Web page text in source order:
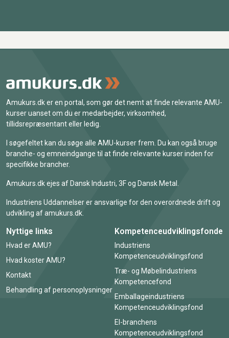
Amukurs.dk er en portal, som gør det nemt at finde relevante AMU-
kurser uanset om du er medarbejder, virksomhed,
tillidsrepræsentant eller ledig.
I søgefeltet kan du søge alle AMU-kurser frem. Du kan også bruge
branche- og emneindgange til at finde relevante kurser inden for
specifikke brancher.
Amukurs.dk ejes af Dansk Industri, 3F og Dansk Metal.
Industriens Uddannelser er ansvarlige for den overordnede drift og
udvikling af amukurs.dk.
Nyttige links
Hvad er AMU?
Hvad koster AMU?
Kontakt
Behandling af personoplysninger
Kompetenceudviklingsfonde
Industriens
Kompetenceudviklingsfond
Træ- og Møbelindustriens
Kompetencefond
Emballageindustriens
Kompetenceudviklingsfond
El-branchens
Kompetenceudviklingsfond